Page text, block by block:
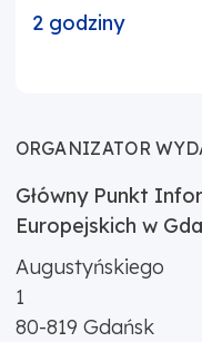
2 godziny
ORGANIZATOR
Główny Punkt
Europejskich w
Augustyńskiego
1
80-819 Gdańsk